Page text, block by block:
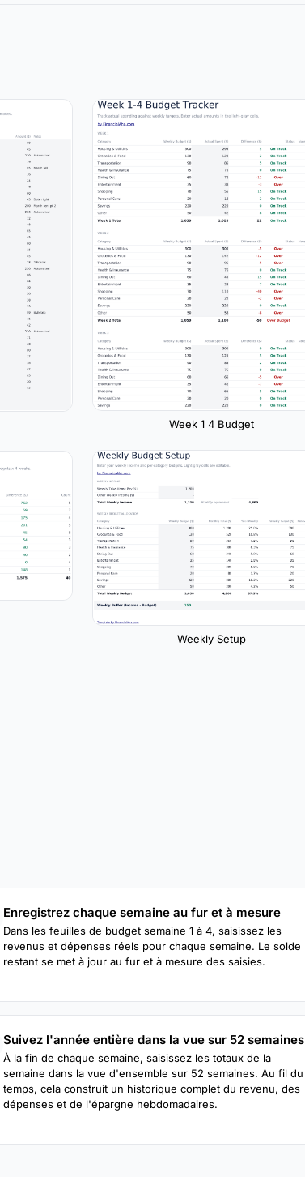
Week 1 4 Budget
Weekly Setup
Enregistrez chaque semaine au fur et à mesure
Dans les feuilles de budget semaine 1 à 4, saisissez les
revenus et dépenses réels pour chaque semaine. Le solde
restant se met à jour au fur et à mesure des saisies.
Suivez l'année entière dans la vue sur 52 semaines
À la fin de chaque semaine, saisissez les totaux de la
semaine dans la vue d'ensemble sur 52 semaines. Au fil du
temps, cela construit un historique complet du revenu, des
dépenses et de l'épargne hebdomadaires.